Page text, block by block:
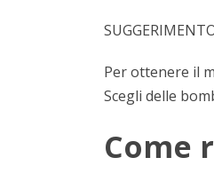
Per ottenere il
Scegli delle
Come